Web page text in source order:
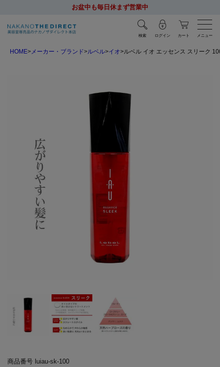
お盆中も毎日休まず営業中
検索 ログイン カート メニュー
HOME メーカー・ブランド ルベル イオ ルベル イオ エッセンス スリーク
商品番号 luiau-sk-100